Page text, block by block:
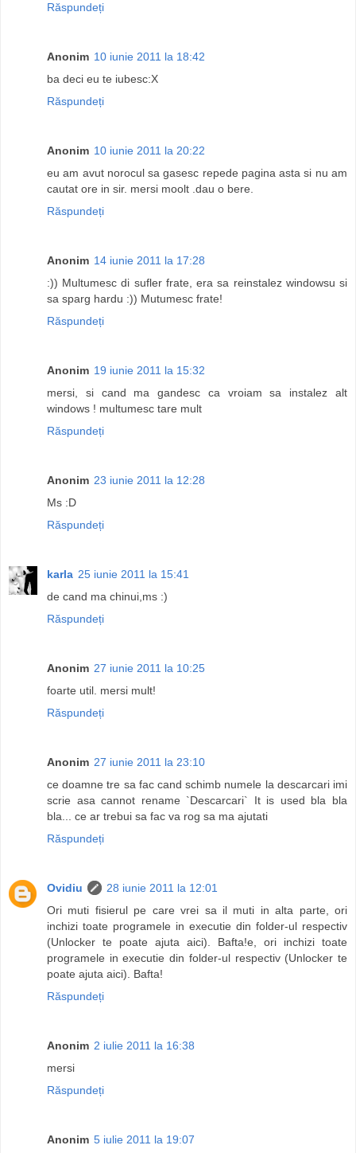
Răspundeți
Anonim 10 iunie 2011 la 18:42
ba deci eu te iubesc:X
Răspundeți
Anonim 10 iunie 2011 la 20:22
eu am avut norocul sa gasesc repede pagina asta si nu am
cautat ore in sir. mersi moolt .dau o bere.
Răspundeți
Anonim 14 iunie 2011 la 17:28
:)) Multumesc di sufler frate, era sa reinstalez windowsu si
sa sparg hardu :)) Mutumesc frate!
Răspundeți
Anonim 19 iunie 2011 la 15:32
mersi, si cand ma gandesc ca vroiam sa instalez alt
windows ! multumesc tare mult
Răspundeți
Anonim 23 iunie 2011 la 12:28
Ms :D
Răspundeți
karla 25 iunie 2011 la 15:41
de cand ma chinui,ms :)
Răspundeți
Anonim 27 iunie 2011 la 10:25
foarte util. mersi mult!
Răspundeți
Anonim 27 iunie 2011 la 23:10
ce doamne tre sa fac cand schimb numele la descarcari imi
scrie asa cannot rename `Descarcari` It is used bla bla
bla... ce ar trebui sa fac va rog sa ma ajutati
Răspundeți
Ovidiu
28 iunie 2011 la 12:01
Ori muti fisierul pe care vrei sa il muti in alta parte, ori
inchizi toate programele in executie din folder-ul respectiv
(Unlocker te poate ajuta aici). Bafta!e, ori inchizi toate
programele in executie din folder-ul respectiv (Unlocker te
poate ajuta aici). Bafta!
Răspundeți
Anonim 2 iulie 2011 la 16:38
mersi
Răspundeți
Anonim 5 iulie 2011 la 19:07